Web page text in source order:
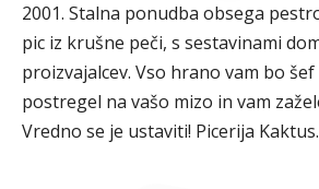
2001. Stalna ponudba obsega
pic iz krušne peči, s sestavinami
proizvajalcev. Vso hrano vam bo
postregel na vašo mizo in vam
Vredno se je ustaviti! Picerija Kaktus.